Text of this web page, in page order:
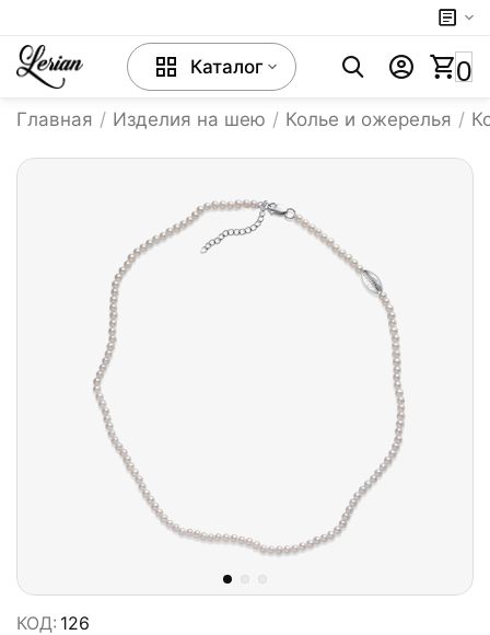
Каталог 0
Главная / Изделия на шею / Колье и ожерелья /
КОД: 126